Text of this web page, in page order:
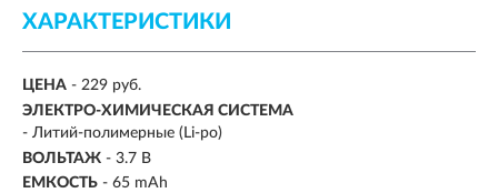
ХАРАКТЕРИСТИКИ
ЦЕНА - 229 руб.
ЭЛЕКТРО-ХИМИЧЕСКАЯ СИСТЕМА
- Литий-полимерные (Li-po)
ВОЛЬТАЖ - 3.7 В
ЕМКОСТЬ - 65 mAh